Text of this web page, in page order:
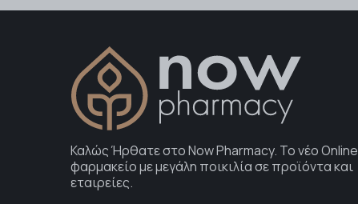
Καλώς Ήρθατε στο Now Pharmacy. To νέο Online
φαρμακείο με μεγάλη ποικιλία σε προϊόντα και
εταιρείες.